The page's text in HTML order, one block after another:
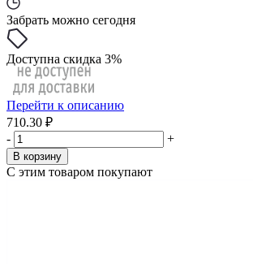
Забрать можно сегодня
Доступна скидка 3%
Перейти к описанию
710.30 ₽
-
+
В корзину
С этим товаром покупают